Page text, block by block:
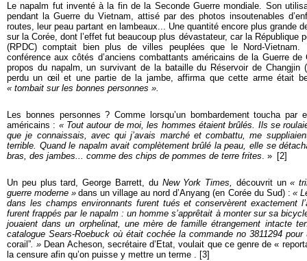
Le napalm fut inventé à la fin de la Seconde Guerre mondiale. Son
pendant la Guerre du Vietnam, attisé par des photos insoutenables
routes, leur peau partant en lambeaux... Une quantité encore plus grande
sur la Corée, dont l’effet fut beaucoup plus dévastateur, car la République
(RPDC) comptait bien plus de villes peuplées que le Nord-
conférence aux côtés d’anciens combattants américains de la Guerre de
propos du napalm, un survivant de la bataille du Réservoir de Changjin
perdu un œil et une partie de la jambe, affirma que cette arme était
« tombait sur les bonnes personnes ».
Les bonnes personnes ? Comme lorsqu’un bombardement toucha par
américains : « Tout autour de moi, les hommes étaient brûlés. Ils se
que je connaissais, avec qui j’avais marché et combattu, me
terrible. Quand le napalm avait complètement brûlé la peau, elle se
bras, des jambes... comme des chips de pommes de terre frites. » [2]
Un peu plus tard, George Barrett, du New York Times, découvrit un«
guerre moderne » dans un village au nord d’Anyang (en Corée du Sud) : «
dans les champs environnants furent tués et conservèrent exactement
furent frappés par le napalm : un homme s’apprêtait à monter sur sa
jouaient dans un orphelinat, une mère de famille étrangement intacte
catalogue Sears-Roebuck où était cochée la commande no 3811294 pour
corail”. » Dean Acheson, secrétaire d’Etat, voulait que ce genre de «
la censure afin qu’on puisse y mettre un terme . [3]